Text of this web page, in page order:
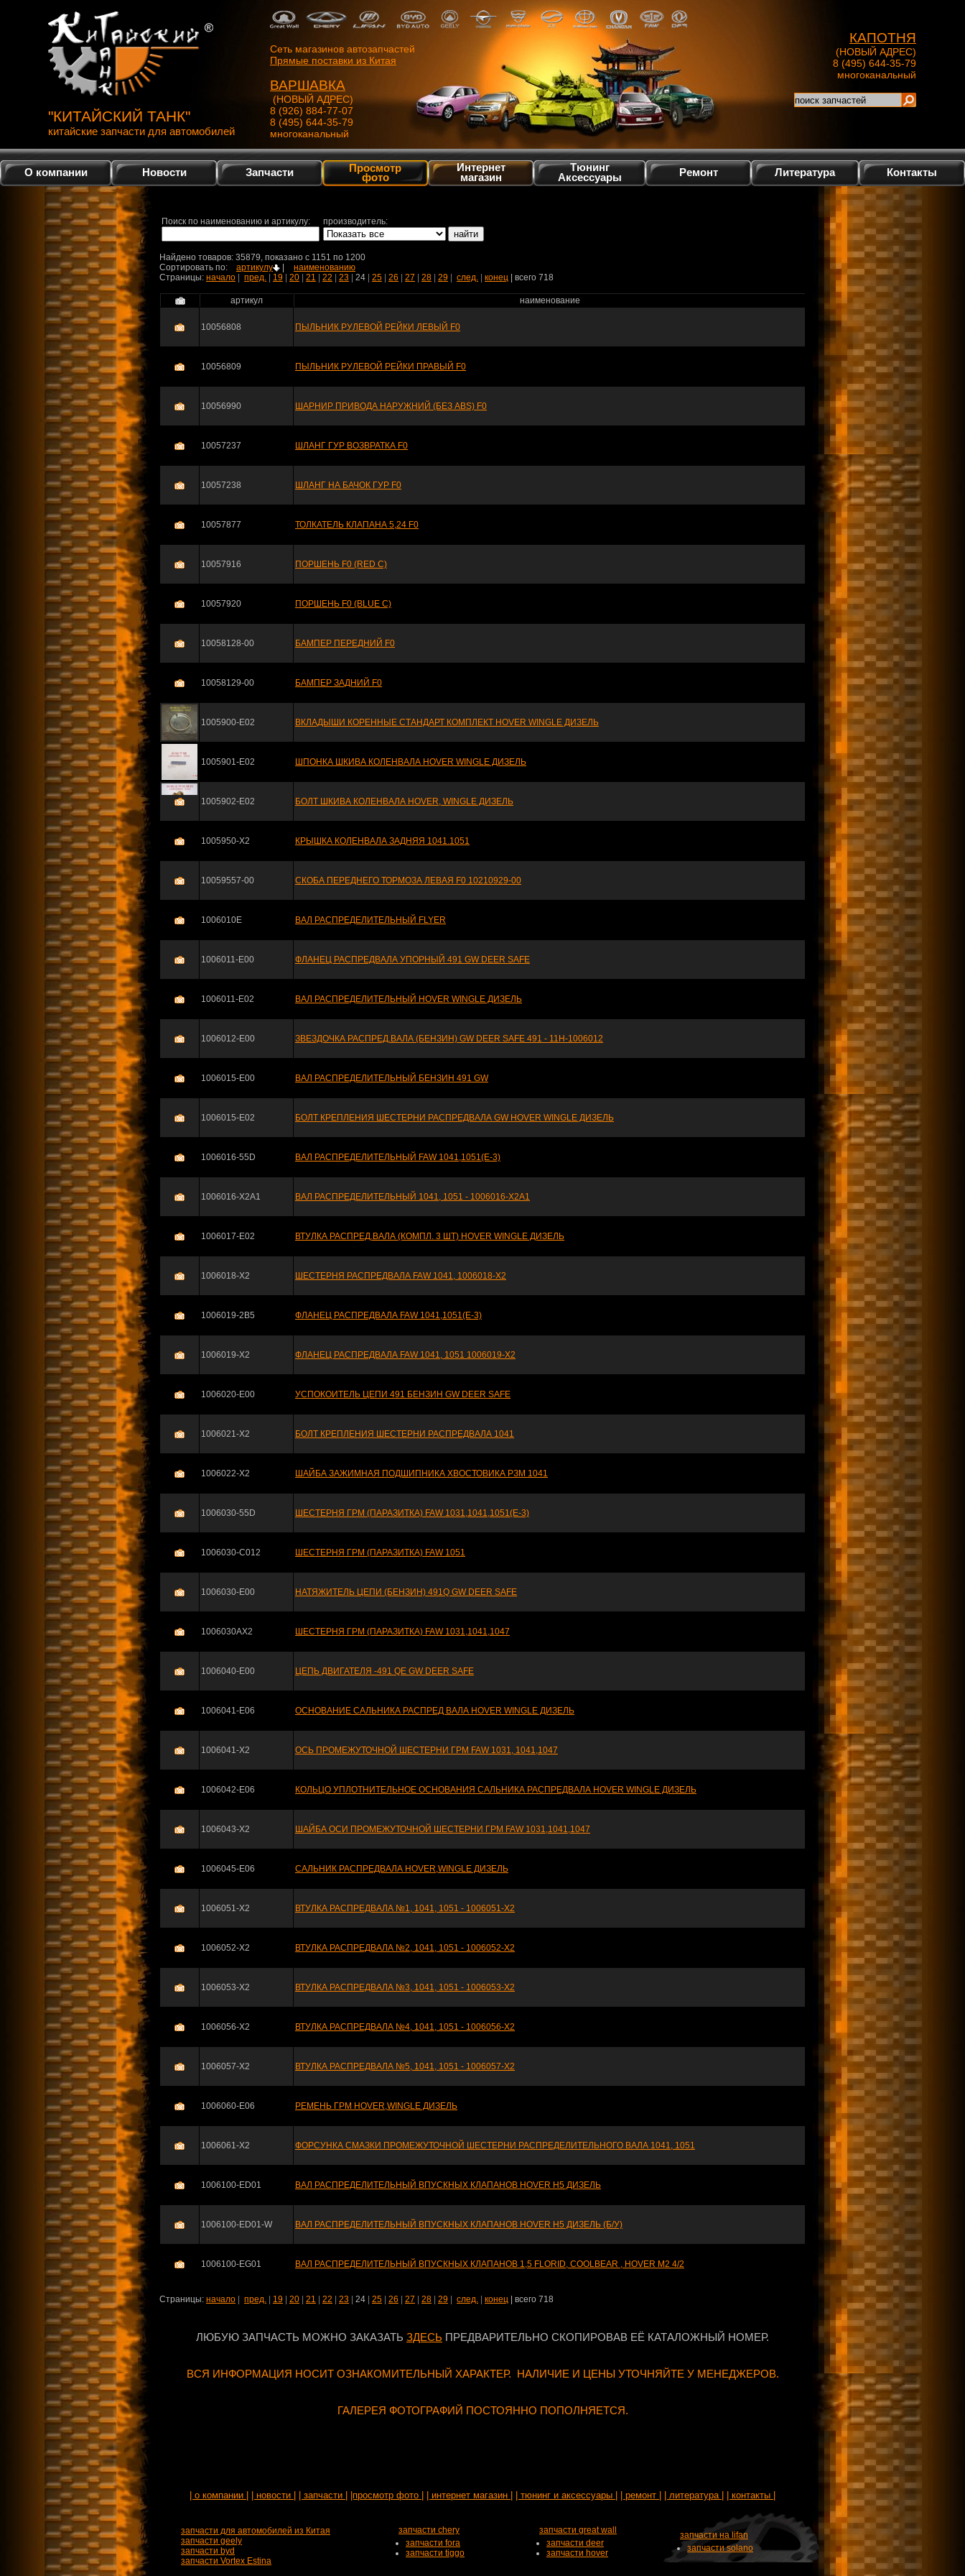
"КИТАЙСКИЙ ТАНК"
китайские запчасти для автомобилей
Сеть магазинов автозапчастей
Прямые поставки из Китая
ВАРШАВКА
(НОВЫЙ АДРЕС)
8 (926) 884-77-07
8 (495) 644-35-79
многоканальный
КАПОТНЯ
(НОВЫЙ АДРЕС)
8 (495) 644-35-79
многоканальный
О компании Новости Запчасти Просмотр
фото
Интернет
магазин
Тюнинг
Аксессуары
Ремонт Литература Контакты
Поиск по наименованию и артикулу: производитель:
Найдено товаров: 35879, показано c 1151 по 1200
Сортировать по: артикулу
наименованию
Страницы: начало пред. 19 20 21 22 23 24 25 26 27 28 29 след. конец | всего 718
артикул наименование
10056808 ПЫЛЬНИК РУЛЕВОЙ РЕЙКИ ЛЕВЫЙ F0
10056809 ПЫЛЬНИК РУЛЕВОЙ РЕЙКИ ПРАВЫЙ F0
10056990 ШАРНИР ПРИВОДА НАРУЖНИЙ (БЕЗ ABS) F0
10057237 ШЛАНГ ГУР ВОЗВРАТКА F0
10057238 ШЛАНГ НА БАЧОК ГУР F0
10057877 ТОЛКАТЕЛЬ КЛАПАНА 5,24 F0
10057916 ПОРШЕНЬ F0 (RED C)
10057920 ПОРШЕНЬ F0 (BLUE C)
10058128-00 БАМПЕР ПЕРЕДНИЙ F0
10058129-00 БАМПЕР ЗАДНИЙ F0
1005900-E02 ВКЛАДЫШИ КОРЕННЫЕ СТАНДАРТ КОМПЛЕКТ HOVER WINGLE ДИЗЕЛЬ
1005901-E02 ШПОНКА ШКИВА КОЛЕНВАЛА HOVER WINGLE ДИЗЕЛЬ
1005902-E02 БОЛТ ШКИВА КОЛЕНВАЛА HOVER, WINGLE ДИЗЕЛЬ
1005950-X2 КРЫШКА КОЛЕНВАЛА ЗАДНЯЯ 1041.1051
10059557-00 СКОБА ПЕРЕДНЕГО ТОРМОЗА ЛЕВАЯ F0 10210929-00
1006010E ВАЛ РАСПРЕДЕЛИТЕЛЬНЫЙ FLYER
1006011-E00 ФЛАНЕЦ РАСПРЕДВАЛА УПОРНЫЙ 491 GW DEER SAFE
1006011-E02 ВАЛ РАСПРЕДЕЛИТЕЛЬНЫЙ HOVER WINGLE ДИЗЕЛЬ
1006012-E00 ЗВЕЗДОЧКА РАСПРЕД.ВАЛА (БЕНЗИН) GW DEER SAFE 491 - 11H-1006012
1006015-E00 ВАЛ РАСПРЕДЕЛИТЕЛЬНЫЙ БЕНЗИН 491 GW
1006015-E02 БОЛТ КРЕПЛЕНИЯ ШЕСТЕРНИ РАСПРЕДВАЛА GW HOVER WINGLE ДИЗЕЛЬ
1006016-55D ВАЛ РАСПРЕДЕЛИТЕЛЬНЫЙ FAW 1041,1051(E-3)
1006016-X2A1 ВАЛ РАСПРЕДЕЛИТЕЛЬНЫЙ 1041, 1051 - 1006016-X2A1
1006017-E02 ВТУЛКА РАСПРЕД.ВАЛА (КОМПЛ. 3 ШТ) HOVER WINGLE ДИЗЕЛЬ
1006018-X2 ШЕСТЕРНЯ РАСПРЕДВАЛА FAW 1041, 1006018-X2
1006019-2B5 ФЛАНЕЦ РАСПРЕДВАЛА FAW 1041,1051(E-3)
1006019-X2 ФЛАНЕЦ РАСПРЕДВАЛА FAW 1041, 1051 1006019-X2
1006020-E00 УСПОКОИТЕЛЬ ЦЕПИ 491 БЕНЗИН GW DEER SAFE
1006021-X2 БОЛТ КРЕПЛЕНИЯ ШЕСТЕРНИ РАСПРЕДВАЛА 1041
1006022-X2 ШАЙБА ЗАЖИМНАЯ ПОДШИПНИКА ХВОСТОВИКА РЗМ 1041
1006030-55D ШЕСТЕРНЯ ГРМ (ПАРАЗИТКА) FAW 1031,1041,1051(E-3)
1006030-C012 ШЕСТЕРНЯ ГРМ (ПАРАЗИТКА) FAW 1051
1006030-E00 НАТЯЖИТЕЛЬ ЦЕПИ (БЕНЗИН) 491Q GW DEER SAFE
1006030AX2 ШЕСТЕРНЯ ГРМ (ПАРАЗИТКА) FAW 1031,1041,1047
1006040-E00 ЦЕПЬ ДВИГАТЕЛЯ -491 QE GW DEER SAFE
1006041-E06 ОСНОВАНИЕ САЛЬНИКА РАСПРЕД ВАЛА HOVER WINGLE ДИЗЕЛЬ
1006041-X2 ОСЬ ПРОМЕЖУТОЧНОЙ ШЕСТЕРНИ ГРМ FAW 1031, 1041,1047
1006042-E06 КОЛЬЦО УПЛОТНИТЕЛЬНОЕ ОСНОВАНИЯ САЛЬНИКА РАСПРЕДВАЛА HOVER WINGLE ДИЗЕЛЬ
1006043-X2 ШАЙБА ОСИ ПРОМЕЖУТОЧНОЙ ШЕСТЕРНИ ГРМ FAW 1031,1041,1047
1006045-E06 САЛЬНИК РАСПРЕДВАЛА HOVER,WINGLE ДИЗЕЛЬ
1006051-X2 ВТУЛКА РАСПРЕДВАЛА №1, 1041, 1051 - 1006051-X2
1006052-X2 ВТУЛКА РАСПРЕДВАЛА №2, 1041, 1051 - 1006052-X2
1006053-X2 ВТУЛКА РАСПРЕДВАЛА №3, 1041, 1051 - 1006053-X2
1006056-X2 ВТУЛКА РАСПРЕДВАЛА №4, 1041, 1051 - 1006056-X2
1006057-X2 ВТУЛКА РАСПРЕДВАЛА №5, 1041, 1051 - 1006057-X2
1006060-E06 РЕМЕНЬ ГРМ HOVER,WINGLE ДИЗЕЛЬ
1006061-X2 ФОРСУНКА СМАЗКИ ПРОМЕЖУТОЧНОЙ ШЕСТЕРНИ РАСПРЕДЕЛИТЕЛЬНОГО ВАЛА 1041, 1051
1006100-ED01 ВАЛ РАСПРЕДЕЛИТЕЛЬНЫЙ ВПУСКНЫХ КЛАПАНОВ HOVER H5 ДИЗЕЛЬ
1006100-ED01-W ВАЛ РАСПРЕДЕЛИТЕЛЬНЫЙ ВПУСКНЫХ КЛАПАНОВ HOVER H5 ДИЗЕЛЬ (Б/У)
1006100-EG01 ВАЛ РАСПРЕДЕЛИТЕЛЬНЫЙ ВПУСКНЫХ КЛАПАНОВ 1,5 FLORID, COOLBEAR , HOVER M2 4/2
Страницы: начало пред. 19 20 21 22 23 24 25 26 27 28 29 след. конец | всего 718
ЛЮБУЮ ЗАПЧАСТЬ МОЖНО ЗАКАЗАТЬ ЗДЕСЬ ПРЕДВАРИТЕЛЬНО СКОПИРОВАВ ЕЁ КАТАЛОЖНЫЙ НОМЕР.
ВСЯ ИНФОРМАЦИЯ НОСИТ ОЗНАКОМИТЕЛЬНЫЙ ХАРАКТЕР. НАЛИЧИЕ И ЦЕНЫ УТОЧНЯЙТЕ У МЕНЕДЖЕРОВ.
ГАЛЕРЕЯ ФОТОГРАФИЙ ПОСТОЯННО ПОПОЛНЯЕТСЯ.
| о компании | | новости | | запчасти | |просмотр фото | | интернет магазин | | тюнинг и аксессуары | | ремонт | | литература | | контакты |
запчасти для автомобилей из Китая
запчасти geely
запчасти byd
запчасти Vortex Estina
запчасти chery
запчасти fora
запчасти tiggo
запчасти great wall
запчасти deer
запчасти hover
запчасти на lifan
запчасти solano